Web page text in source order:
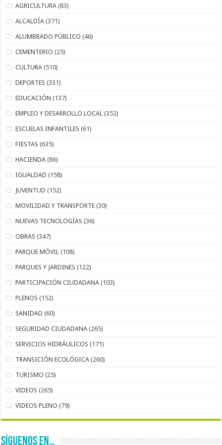
AGRICULTURA (83)
ALCALDÍA (371)
ALUMBRADO PÚBLICO (46)
CEMENTERIO (25)
CULTURA (510)
DEPORTES (331)
EDUCACIÓN (137)
EMPLEO Y DESARROLLO LOCAL (352)
ESCUELAS INFANTILES (61)
FIESTAS (635)
HACIENDA (86)
IGUALDAD (158)
JUVENTUD (152)
MOVILIDAD Y TRANSPORTE (30)
NUEVAS TECNOLOGÍAS (36)
OBRAS (347)
PARQUE MÓVIL (108)
PARQUES Y JARDINES (122)
PARTICIPACIÓN CIUDADANA (103)
PLENOS (152)
SANIDAD (60)
SEGURIDAD CIUDADANA (265)
SERVICIOS HIDRÁULICOS (171)
TRANSICIÓN ECOLÓGICA (260)
TURISMO (25)
VIDEOS (265)
VIDEOS PLENO (79)
SÍGUENOS EN…